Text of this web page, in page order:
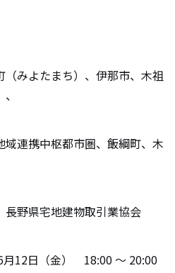
みよたまち）、伊那市、木祖
都市圏、飯綱町、木
県宅地建物取引業協会
12日（金） 18:00 ～ 20:00